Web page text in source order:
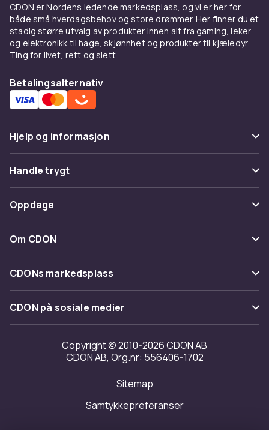
CDON er Nordens ledende markedsplass, og vi er her for
både små hverdagsbehov og store drømmer. Her finner du et
stadig større utvalg av produkter innen alt fra gaming, leker
og elektronikk til hage, skjønnhet og produkter til kjæledyr.
Ting for livet, rett og slett.
Betalingsalternativ
Hjelp og informasjon
Vanlige spørsmål
Spor pakke
Angre & returner her
Kontakt oss
Handle trygt
Betaling
Levering
Tilbakekallinger
Oppdage
Kategorier
Varemerker
Om CDON
Om oss
Kundeanmeldelser
Jobbe på CDON
Investor relations
Tilgjengelighet
CDONs markedsplass
Merchant Help Center
CDON på sosiale medier
Copyright © 2010-2026 CDON AB
CDON AB, Org.nr: 556406-1702
Sitemap
Samtykkepreferanser